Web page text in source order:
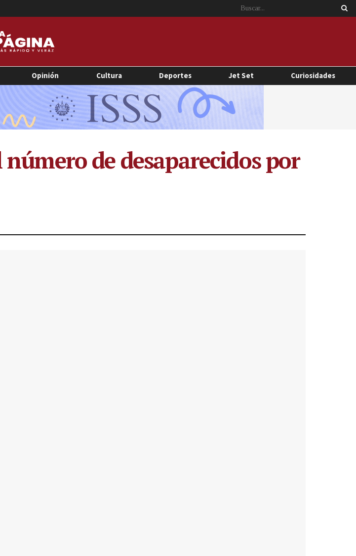
Opinión Cultura Deportes Jet Set Curiosidades
de desaparecidos por